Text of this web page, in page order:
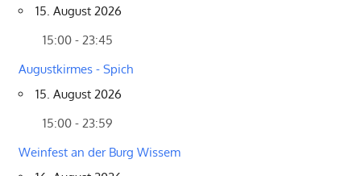
15. August 2026
15:00 - 23:45
Augustkirmes - Spich
15. August 2026
15:00 - 23:59
Weinfest an der Burg Wissem